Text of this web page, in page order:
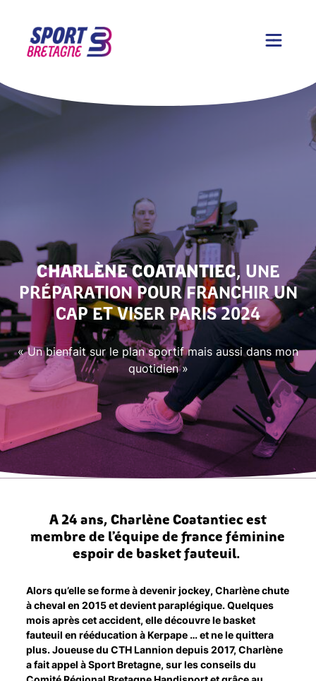
CHARLÈNE COATANTIEC, UNE
PRÉPARATION POUR FRANCHIR UN
CAP ET VISER PARIS 2024
« Un bienfait sur le plan sportif mais aussi dans mon
quotidien »
A 24 ans, Charlène Coatantiec est
membre de l’équipe de france féminine
espoir de basket fauteuil.
Alors qu’elle se forme à devenir jockey, Charlène chute
à cheval en 2015 et devient paraplégique. Quelques
mois après cet accident, elle découvre le basket
fauteuil en rééducation à Kerpape … et ne le quittera
plus. Joueuse du CTH Lannion depuis 2017, Charlène
a fait appel à Sport Bretagne, sur les conseils du